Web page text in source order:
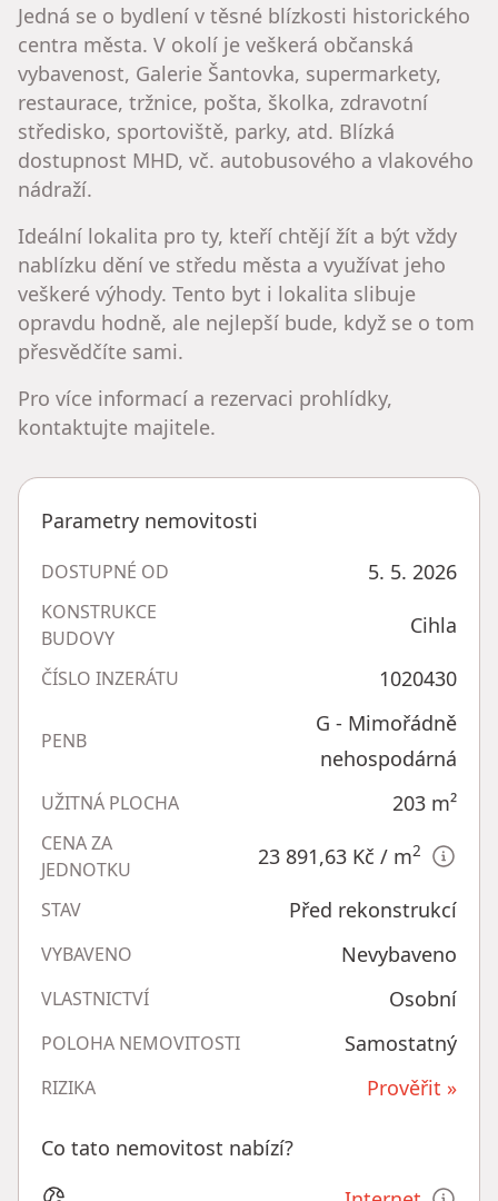
Jedná se o bydlení v těsné blízkosti historického
centra města. V okolí je veškerá občanská
vybavenost, Galerie Šantovka, supermarkety,
restaurace, tržnice, pošta, školka, zdravotní
středisko, sportoviště, parky, atd. Blízká
dostupnost MHD, vč. autobusového a vlakového
nádraží.
Ideální lokalita pro ty, kteří chtějí žít a být vždy
nablízku dění ve středu města a využívat jeho
veškeré výhody. Tento byt i lokalita slibuje
opravdu hodně, ale nejlepší bude, když se o tom
přesvědčíte sami.
Pro více informací a rezervaci prohlídky,
kontaktujte majitele.
Parametry nemovitosti
DOSTUPNÉ OD 5. 5. 2026
KONSTRUKCE
BUDOVY
Cihla
ČÍSLO INZERÁTU 1020430
PENB
G - Mimořádně
nehospodárná
UŽITNÁ PLOCHA 203 m²
CENA ZA
JEDNOTKU
23 891,63 Kč / m2
STAV Před rekonstrukcí
VYBAVENO Nevybaveno
VLASTNICTVÍ Osobní
POLOHA NEMOVITOSTI Samostatný
RIZIKA Prověřit »
Co tato nemovitost nabízí?